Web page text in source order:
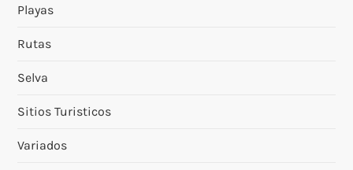
Playas
Rutas
Selva
Sitios Turisticos
Variados